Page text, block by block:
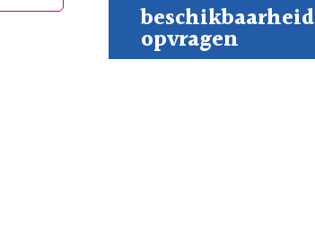
beschikbaarheid
opvragen